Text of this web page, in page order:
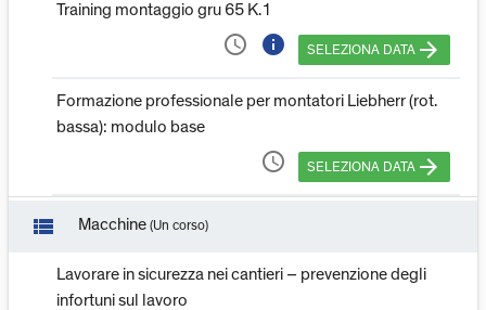
Training montaggio gru 65 K.1
access_time info SELEZIONA DATA arrow_forward
Formazione professionale per montatori Liebherr (rot.
bassa): modulo base
access_time SELEZIONA DATA arrow_forward
view_list Macchine (Un corso)
Lavorare in sicurezza nei cantieri – prevenzione degli
infortuni sul lavoro